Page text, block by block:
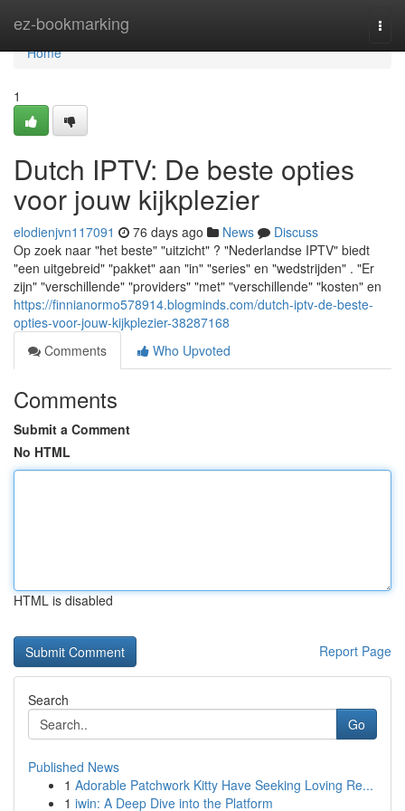
ez-bookmarking
Home
Home
1
Dutch IPTV: De beste opties
voor jouw kijkplezier
elodienjvn117091 76 days ago News
Discuss
Op zoek naar "het beste" "uitzicht" ? "Nederlandse IPTV" biedt
"een uitgebreid" "pakket" aan "in" "series" en "wedstrijden" . "Er
zijn" "verschillende" "providers" "met" "verschillende" "kosten" en
https://finnianormo578914.blogminds.com/dutch-iptv-de-beste-
opties-voor-jouw-kijkplezier-38287168
Comments
Who Upvoted
Comments
Submit a Comment
No HTML
HTML is disabled
Report Page
Search
Go
Published News
1 Adorable Patchwork Kitty Have Seeking Loving Re...
1 iwin: A Deep Dive into the Platform